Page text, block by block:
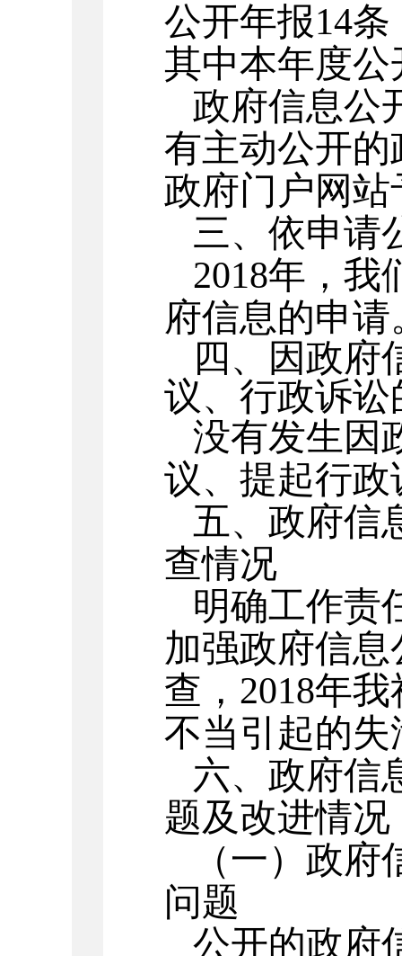
公开年报14
其中本年度公
政府信息公
有主动公开
政府门户网
三、依申请
2018年，我
府信息的申请
四、因政府
议、行政诉讼
没有发生因
议、提起行
五、政府信
查情况
明确工作责
加强政府信
查， 2018年我
不当引起的
六、政府信
题及改进情况
（一）政
问题
公开的政府